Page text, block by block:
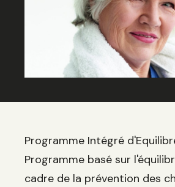
Programme Intégré
Programme basé sur
cadre de la prévention des